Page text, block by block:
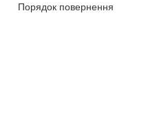
Порядок повернення